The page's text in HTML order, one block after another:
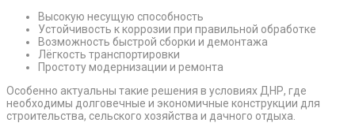
Высокую несущую способность
Устойчивость к коррозии при правильной обработке
Возможность быстрой сборки и демонтажа
Лёгкость транспортировки
Простоту модернизации и ремонта
Особенно актуальны такие решения в условиях ДНР, где
необходимы долговечные и экономичные конструкции для
строительства, сельского хозяйства и дачного отдыха.